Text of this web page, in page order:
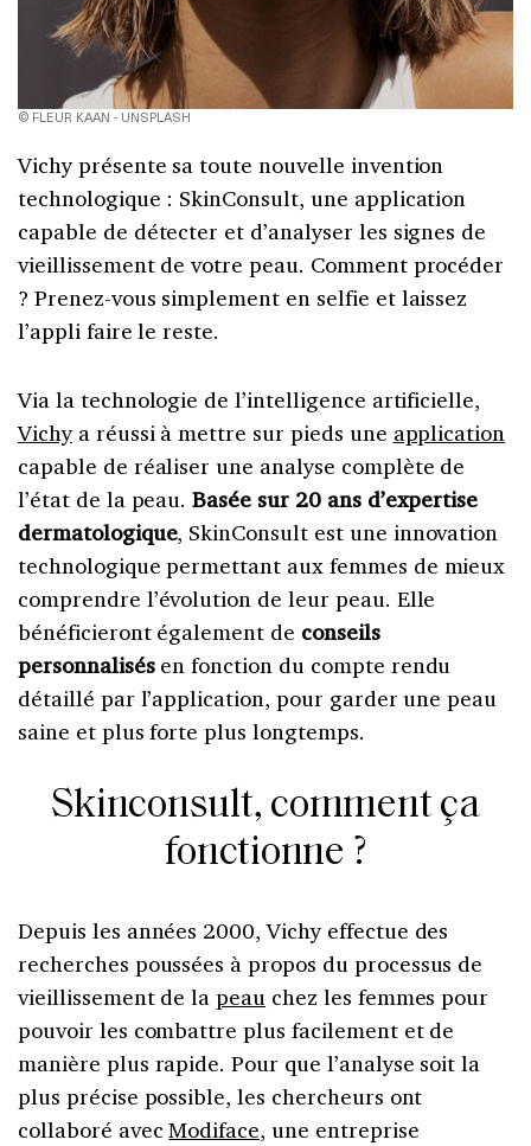
© FLEUR KAAN - UNSPLASH
Vichy présente sa toute nouvelle invention
technologique : SkinConsult, une application
capable de détecter et d’analyser les signes de
vieillissement de votre peau. Comment procéder
? Prenez-vous simplement en selfie et laissez
l’appli faire le reste.
Via la technologie de l’intelligence artificielle,
Vichya réussi à mettre sur pieds une application
capable de réaliser une analyse complète de
l’état de la peau.Basée sur 20 ans d’expertise
dermatologique, SkinConsult est une innovation
technologique permettant aux femmes de mieux
comprendre l’évolution de leur peau. Elle
bénéficieront également de conseils
personnalisésen fonction du compte rendu
détaillé par l’application, pour garder une peau
saine et plus forte plus longtemps.
Skinconsult, comment ça
fonctionne ?
Depuis les années 2000, Vichy effectue des
recherches poussées à propos du processus de
vieillissement de lapeau chez les femmes pour
pouvoir les combattre plus facilement et de
manière plus rapide. Pour que l’analyse soit la
plus précise possible, les chercheurs ont
collaboré avecModiface, une entreprise